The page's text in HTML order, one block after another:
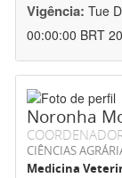
Vigência: Tue
00:00:00 BRT
Noronha
CIÊNCIAS
Medicina